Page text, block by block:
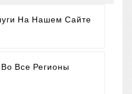
На Нашем Сайте
Все Регионы